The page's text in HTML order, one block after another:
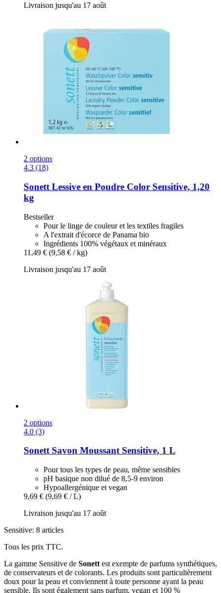
Livraison jusqu'au 17 août
2 options
4.3 (18)
Sonett Lessive en Poudre Color Sensitive, 1,20
kg
Bestseller
Pour le linge de couleur et les textiles fragiles
A l'extrait d'écorce de Panama bio
Ingrédients 100% végétaux et minéraux
11,49 € (9,58 € / kg)
Livraison jusqu'au 17 août
2 options
4.0 (3)
SonettSavon Moussant Sensitive, 1 L
Pour tous les types de peau, même sensibles
pH basique non dilué de 8,5-9 environ
Hypoallergénique et vegan
9,69 € (9,69 € / L)
Livraison jusqu'au 17 août
Sensitive: 8 articles
Tous les prix TTC.
La gamme Sensitive de Sonett est exempte de parfums synthétiques,
de conservateurs et de colorants. Les produits sont particulièrement
doux pour la peau et conviennent à toute personne ayant la peau
sensible. Ils sont également sans parfum, vegan et 100 %